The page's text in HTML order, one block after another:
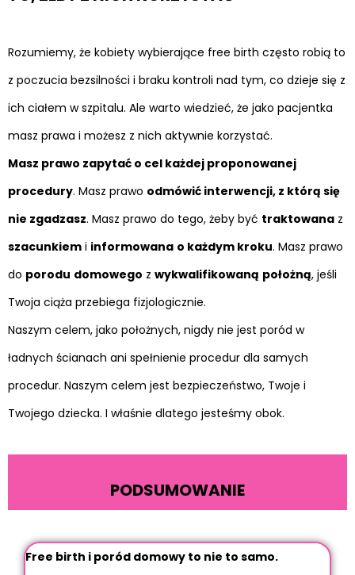
Rozumiemy, że kobiety wybierające free birth często robią to
z poczucia bezsilności i braku kontroli nad tym, co dzieje się z
ich ciałem w szpitalu. Ale warto wiedzieć, że jako pacjentka
masz prawa i możesz z nich aktywnie korzystać.
Masz prawo zapytać o cel każdej proponowanej
procedury. Masz prawo odmówić interwencji, z którą się
nie zgadzasz. Masz prawo do tego, żeby być traktowana z
szacunkiem i informowana o każdym kroku. Masz prawo
do porodu domowego z wykwalifikowaną położną, jeśli
Twoja ciąża przebiega fizjologicznie.
Naszym celem, jako położnych, nigdy nie jest poród w
ładnych ścianach ani spełnienie procedur dla samych
procedur. Naszym celem jest bezpieczeństwo, Twoje i
Twojego dziecka. I właśnie dlatego jesteśmy obok.
PODSUMOWANIE
Free birth i poród domowy to nie to samo.